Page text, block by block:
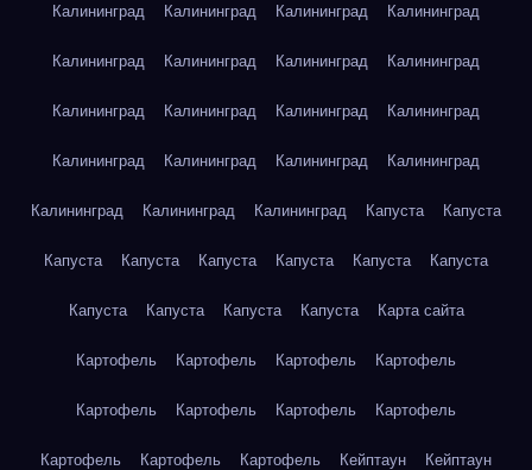
Калининград Калининград Калининград Калининград
Калининград Калининград Калининград Калининград
Калининград Калининград Калининград Калининград
Калининград Калининград Калининград Калининград
Калининград Калининград Калининград Капуста Капуста
Капуста Капуста Капуста Капуста Капуста Капуста
Капуста Капуста Капуста Капуста Карта сайта
Картофель Картофель Картофель Картофель
Картофель Картофель Картофель Картофель
Картофель Картофель Картофель Кейптаун Кейптаун